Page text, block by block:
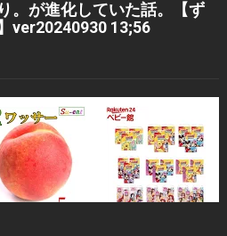
。が進化していた話。【ず
ver20240930 13;56